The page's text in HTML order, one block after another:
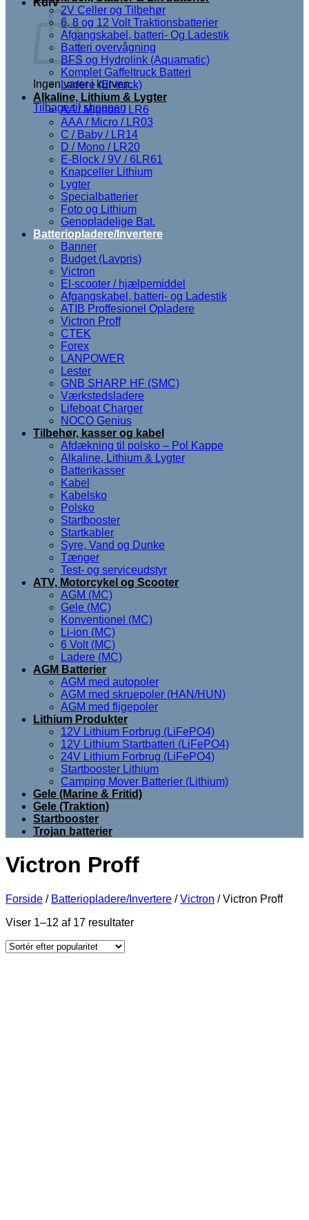
Kurv
Ingen varer i kurven.
Tilbage til shoppen
2V Celler og Tilbehør
6, 8 og 12 Volt Traktionsbatterier
Afgangskabel, batteri- Og Ladestik
Batteri overvågning
BFS og Hydrolink (Aquamatic)
Komplet Gaffeltruck Batteri
Ladere (El-truck)
Alkaline, Lithium & Lygter
AA / Mignon / LR6
AAA / Micro / LR03
C / Baby / LR14
D / Mono / LR20
E-Block / 9V / 6LR61
Knapceller Lithium
Lygter
Specialbatterier
Foto og Lithium
Genopladelige Bat.
Batteriopladere/Invertere
Banner
Budget (Lavpris)
Victron
El-scooter / hjælpemiddel
Afgangskabel, batteri- og Ladestik
ATIB Proffesionel Opladere
Victron Proff
CTEK
Forex
LANPOWER
Lester
GNB SHARP HF (SMC)
Værkstedsladere
Lifeboat Charger
NOCO Genius
Tilbehør, kasser og kabel
Afdækning til polsko – Pol Kappe
Alkaline, Lithium & Lygter
Batterikasser
Kabel
Kabelsko
Polsko
Startbooster
Startkabler
Syre, Vand og Dunke
Tænger
Test- og serviceudstyr
ATV, Motorcykel og Scooter
AGM (MC)
Gele (MC)
Konventionel (MC)
Li-ion (MC)
6 Volt (MC)
Ladere (MC)
AGM Batterier
AGM med autopoler
AGM med skruepoler (HAN/HUN)
AGM med fligepoler
Lithium Produkter
12V Lithium Forbrug (LiFePO4)
12V Lithium Startbatteri (LiFePO4)
24V Lithium Forbrug (LiFePO4)
Startbooster Lithium
Camping Mover Batterier (Lithium)
Gele (Marine & Fritid)
Gele (Traktion)
Startbooster
Trojan batterier
Victron Proff
Forside / Batteriopladere/Invertere / Victron /Victron Proff
Viser 1–12 af 17 resultater